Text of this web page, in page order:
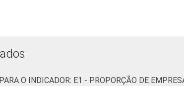
Artes, cultura, esporte e recreação;
O INDICADOR: E1 - PROPORÇÃO DE